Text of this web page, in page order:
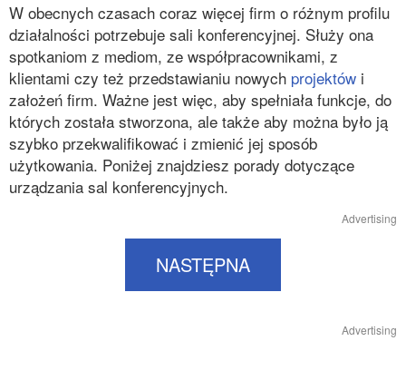
W obecnych czasach coraz więcej firm o różnym profilu
działalności potrzebuje sali konferencyjnej. Służy ona
spotkaniom z mediom, ze współpracownikami, z
klientami czy też przedstawianiu nowych projektów i
założeń firm. Ważne jest więc, aby spełniała funkcje, do
których została stworzona, ale także aby można było ją
szybko przekwalifikować i zmienić jej sposób
użytkowania. Poniżej znajdziesz porady dotyczące
urządzania sal konferencyjnych.
Advertising
NASTĘPNA
Advertising